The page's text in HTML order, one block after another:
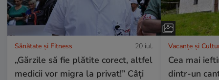
Sănătate și Fitness 20 iul.
„Gărzile să fie plătite corect, altfel
medicii vor migra la privat!” Câți
Vacanțe și
Cea mai
dintr-un